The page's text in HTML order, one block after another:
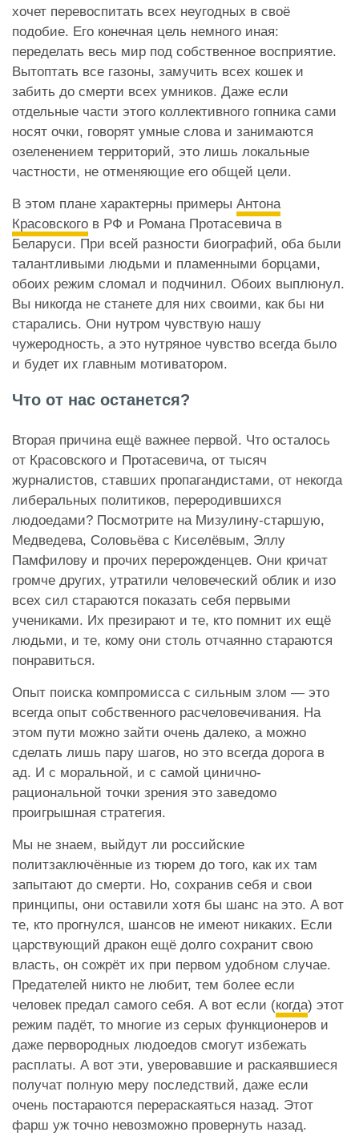
хочет перевоспитать всех неугодных в своё
подобие. Его конечная цель немного иная:
переделать весь мир под собственное восприятие.
Вытоптать все газоны, замучить всех кошек и
забить до смерти всех умников. Даже если
отдельные части этого коллективного гопника сами
носят очки, говорят умные слова и занимаются
озеленением территорий, это лишь локальные
частности, не отменяющие его общей цели.
В этом плане характерны примеры Антона
Красовского в РФ и Романа Протасевича в
Беларуси. При всей разности биографий, оба были
талантливыми людьми и пламенными борцами,
обоих режим сломал и подчинил. Обоих выплюнул.
Вы никогда не станете для них своими, как бы ни
старались. Они нутром чувствую нашу
чужеродность, а это нутряное чувство всегда было
и будет их главным мотиватором.
Что от нас останется?
Вторая причина ещё важнее первой. Что осталось
от Красовского и Протасевича, от тысяч
журналистов, ставших пропагандистами, от некогда
либеральных политиков, переродившихся
людоедами? Посмотрите на Мизулину-старшую,
Медведева, Соловьёва с Киселёвым, Эллу
Памфилову и прочих перерожденцев. Они кричат
громче других, утратили человеческий облик и изо
всех сил стараются показать себя первыми
учениками. Их презирают и те, кто помнит их ещё
людьми, и те, кому они столь отчаянно стараются
понравиться.
Опыт поиска компромисса с сильным злом — это
всегда опыт собственного расчеловечивания. На
этом пути можно зайти очень далеко, а можно
сделать лишь пару шагов, но это всегда дорога в
ад. И с моральной, и с самой цинично-
рациональной точки зрения это заведомо
проигрышная стратегия.
Мы не знаем, выйдут ли российские
политзаключённые из тюрем до того, как их там
запытают до смерти. Но, сохранив себя и свои
принципы, они оставили хотя бы шанс на это. А вот
те, кто прогнулся, шансов не имеют никаких. Если
царствующий дракон ещё долго сохранит свою
власть, он сожрёт их при первом удобном случае.
Предателей никто не любит, тем более если
человек предал самого себя. А вот если (когда) этот
режим падёт, то многие из серых функционеров и
даже первородных людоедов смогут избежать
расплаты. А вот эти, уверовавшие и раскаявшиеся
получат полную меру последствий, даже если
очень постараются перераскаяться назад. Этот
фарш уж точно невозможно провернуть назад.